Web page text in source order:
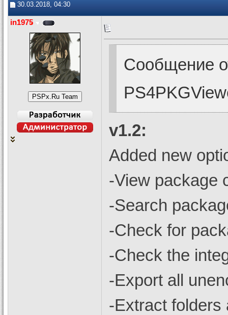
30.03.2018, 04:30
in1975
Сообщение
v1.2:
Added new
-View package
-Search
-Check for
-Check the
-Export all
-Extract folders